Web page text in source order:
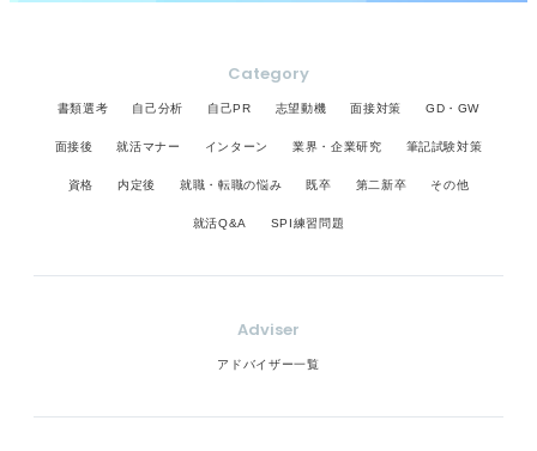
Category
書類選考 自己分析 自己PR 志望動機 面接対策 GD・GW
面接後 就活マナー インターン 業界・企業研究 筆記試験対策
資格 内定後 就職・転職の悩み 既卒 第二新卒 その他
就活Q&A SPI練習問題
Adviser
アドバイザー一覧